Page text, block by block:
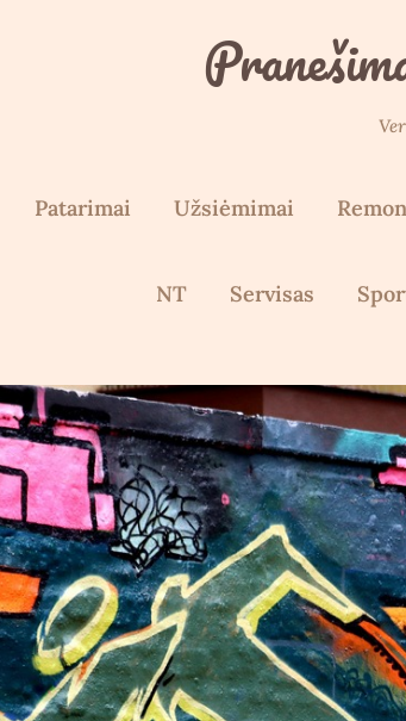
Patarimai Užsiėmimai
NT Servisas